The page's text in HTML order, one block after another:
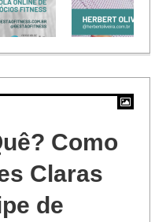
do
Gestão
Como
Claras
de